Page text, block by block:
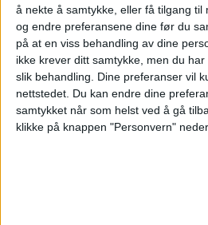
å nekte å samtykke, eller få tilgang til
og endre preferansene dine før du
på at en viss behandling av dine
ikke krever ditt samtykke, men du
slik behandling. Dine preferanser vil
nettstedet. Du kan endre dine
samtykket når som helst ved å gå
klikke på knappen "Personvern"
På en kjølig og klar
byrådsleder Raymond
selve dåpen. Oslo-biskop
byråd for kultur, idrett
Mariann Hansen(Ap)